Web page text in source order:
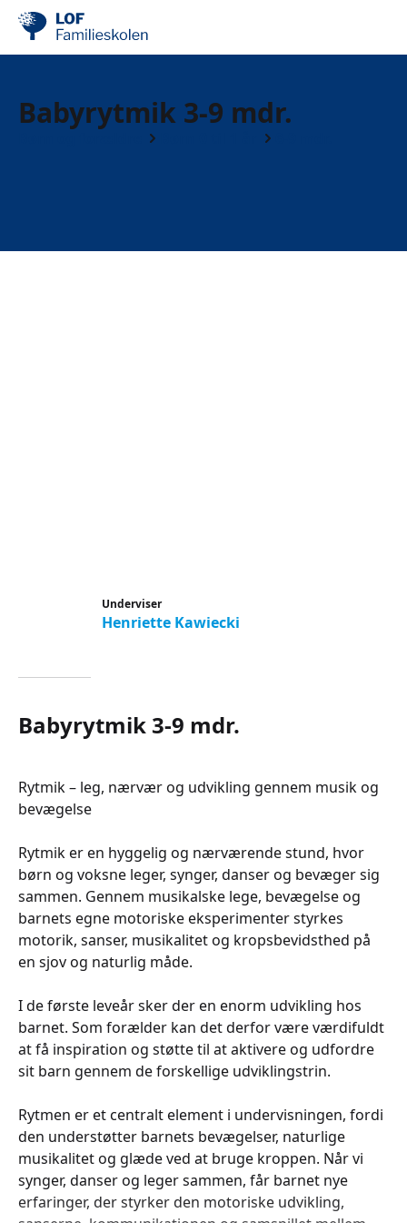
Babyrytmik 3-9 mdr.
Underviser
Henriette Kawiecki
Babyrytmik 3-9 mdr.
Rytmik – leg, nærvær og udvikling gennem musik og
bevægelse
Rytmik er en hyggelig og nærværende stund, hvor
børn og voksne leger, synger, danser og bevæger sig
sammen. Gennem musikalske lege, bevægelse og
barnets egne motoriske eksperimenter styrkes
motorik, sanser, musikalitet og kropsbevidsthed på
en sjov og naturlig måde.
I de første leveår sker der en enorm udvikling hos
barnet. Som forælder kan det derfor være værdifuldt
at få inspiration og støtte til at aktivere og udfordre
sit barn gennem de forskellige udviklingstrin.
Rytmen er et centralt element i undervisningen, fordi
den understøtter barnets bevægelser, naturlige
musikalitet og glæde ved at bruge kroppen. Når vi
synger, danser og leger sammen, får barnet nye
erfaringer, der styrker den motoriske udvikling,